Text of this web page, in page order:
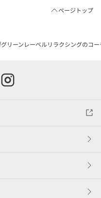
ページトップ
グリーンレーベルリラクシングのコ